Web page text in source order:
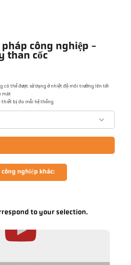
công nghiệp -
than cốc
có thể được sử dụng ở nhiệt độ môi trường lên tới
mát
thiết bị đo mỗi hệ thống
nghiệp khác:
to your selection.